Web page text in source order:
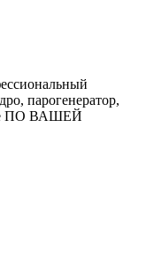
парогенератор,
ПО ВАШЕЙ